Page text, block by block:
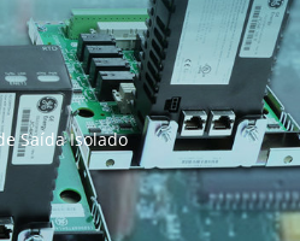
Saída Isolado